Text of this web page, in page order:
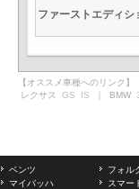
ファーストエディシ
【オススメ車種へのリンク】
レクサス GS IS ｜ BMW
ベンツ フォル
マイバッハ
スマー